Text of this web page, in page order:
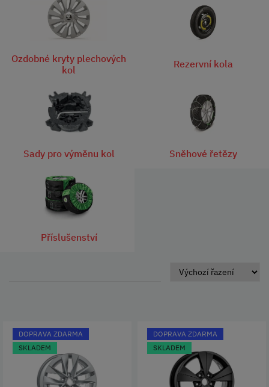
Ozdobné kryty plechových
kol
Rezervní kola
Sady pro výměnu kol Sněhové řetězy
Příslušenství
DOPRAVA ZDARMA
SKLADEM
DOPRAVA ZDARMA
SKLADEM